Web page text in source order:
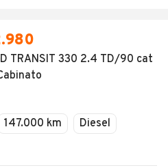
TRANSIT 330 2.4 TD/90 cat
147.000 km
Diesel